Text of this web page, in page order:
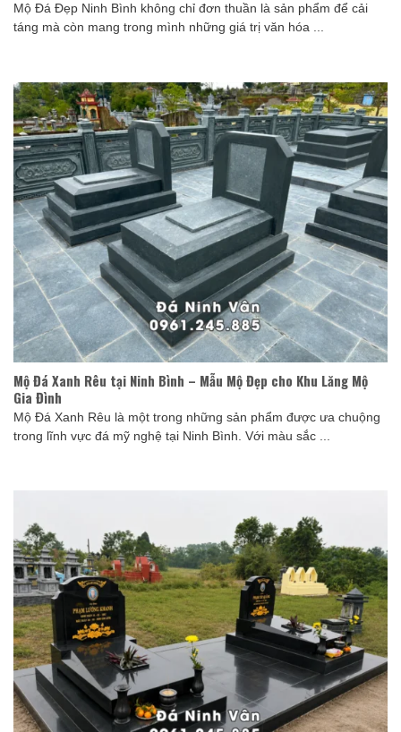
Mộ Đá Đẹp Ninh Bình không chỉ đơn thuần là sản phẩm để cải
táng mà còn mang trong mình những giá trị văn hóa ...
Mộ Đá Xanh Rêu tại Ninh Bình – Mẫu Mộ Đẹp cho Khu Lăng Mộ
Gia Đình
Mộ Đá Xanh Rêu là một trong những sản phẩm được ưa chuộng
trong lĩnh vực đá mỹ nghệ tại Ninh Bình. Với màu sắc ...